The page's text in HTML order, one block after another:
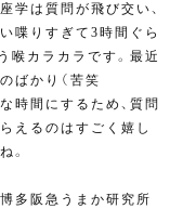
学は質問が飛び交い、
喋りすぎて3時間ぐら
喉カラカラです。最近
ばかり（苦笑
時間にするため、質問
えるのはすごく嬉し
。
多阪急うまか研究所